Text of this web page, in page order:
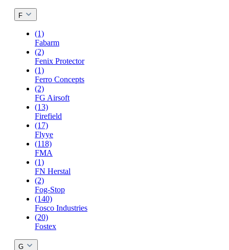
F
(1)
Fabarm
(2)
Fenix Protector
(1)
Ferro Concepts
(2)
FG Airsoft
(13)
Firefield
(17)
Flyye
(118)
FMA
(1)
FN Herstal
(2)
Fog-Stop
(140)
Fosco Industries
(20)
Fostex
G